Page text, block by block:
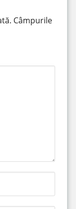
Câmpurile